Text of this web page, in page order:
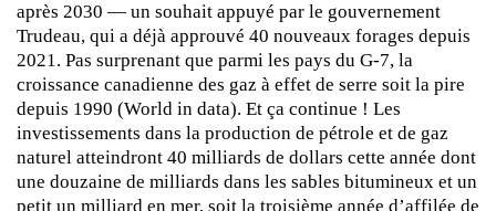
après 2030 — un souhait appuyé par le gouvernement
Trudeau, qui a déjà approuvé 40 nouveaux forages depuis
2021. Pas surprenant que parmi les pays du G-7, la
croissance canadienne des gaz à effet de serre soit la pire
depuis 1990 (World in data). Et ça continue ! Les
investissements dans la production de pétrole et de gaz
naturel atteindront 40 milliards de dollars cette année dont
une douzaine de milliards dans les sables bitumineux et un
petit un milliard en mer, soit la troisième année d’affilée de